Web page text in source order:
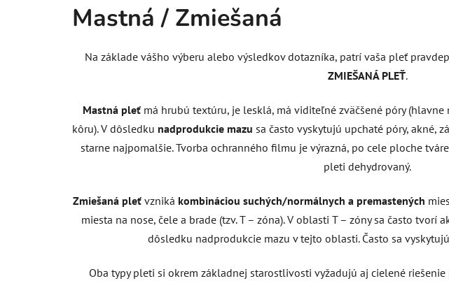
Mastná / Zmiešaná
Na základe vášho výberu alebo výsledkov dotazníka, patrí vaša pleť
ZMIEŠANÁ PLEŤ.
Mastná pleťmá hrubú textúru, je lesklá, má viditeľné zväčšené póry
kôru). V dôsledku nadprodukcie mazu sa často vyskytujú upchaté póry, akné,
starne najpomalšie. Tvorba ochranného filmu je výrazná, po cele ploche
pleti dehydrovaný.
Zmiešaná pleť vzniká kombináciou suchých/normálnych a premastených
miesta na nose, čele a brade (tzv. T – zóna). V oblasti T – zóny sa často tvorí
dôsledku nadprodukcie mazu v tejto oblasti. Často sa
Oba typy pleti si okrem základnej starostlivosti vyžadujú aj cielené riešenie